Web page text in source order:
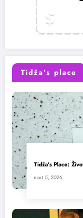
Tidža’s place
Tidža’s Place:
mart 5, 2026